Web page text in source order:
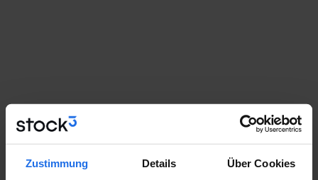
Zustimmung Details Über Cookies